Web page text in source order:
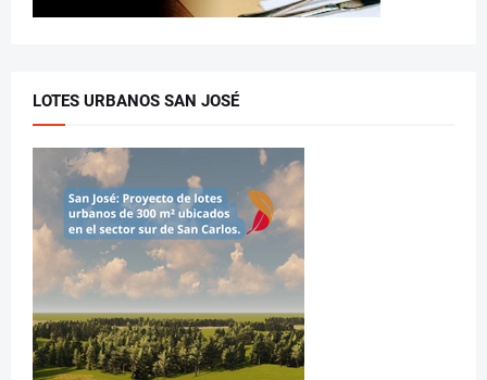
LOTES URBANOS SAN JOSÉ